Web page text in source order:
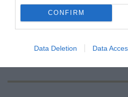
CONFIRM
Data Deletion Data
Ζωή Φίτσιου
κατέκτησαν